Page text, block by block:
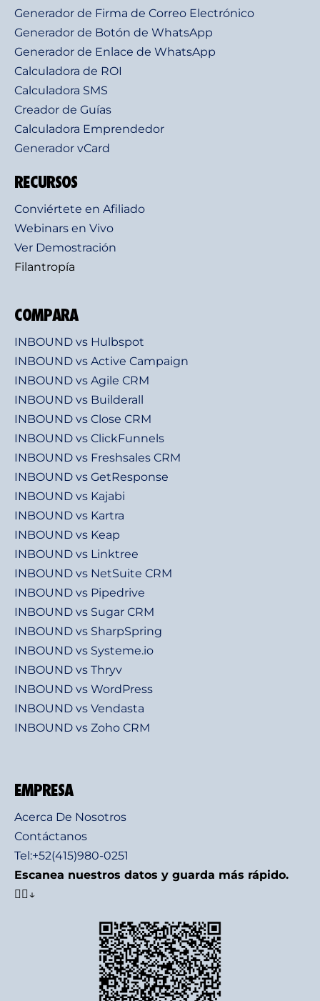
Generador de Firma de Correo Electrónico
Generador de Botón de WhatsApp
Generador de Enlace de WhatsApp
Calculadora de ROI
Calculadora SMS
Creador de Guías
Calculadora Emprendedor
Generador vCard
RECURSOS
Conviértete en Afiliado
Webinars en Vivo
Ver Demostración
Filantropía
COMPARA
INBOUND vs Hulbspot
INBOUND vs Active Campaign
INBOUND vs Agile CRM
INBOUND vs Builderall
INBOUND vs Close CRM
INBOUND vs ClickFunnels
INBOUND vs Freshsales CRM
INBOUND vs GetResponse
INBOUND vs Kajabi
INBOUND vs Kartra
INBOUND vs Keap
INBOUND vs Linktree
INBOUND vs NetSuite CRM
INBOUND vs Pipedrive
INBOUND vs Sugar CRM
INBOUND vs SharpSpring
INBOUND vs Systeme.io
INBOUND vs Thryv
INBOUND vs WordPress
INBOUND vs Vendasta
INBOUND vs Zoho CRM
EMPRESA
Acerca De Nosotros
Contáctanos
Tel:+52(415)980-0251
Escanea nuestros datos y guarda más rápido.
👇🏻↓